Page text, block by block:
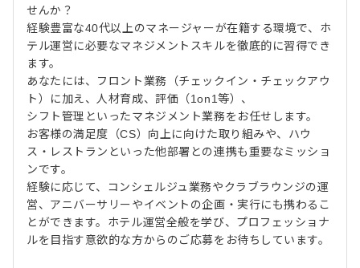
せんか？
経験豊富な40代以上のマネージャーが在籍する環境で、ホ
テル運営に必要なマネジメントスキルを徹底的に習得でき
ます。
あなたには、フロント業務（チェックイン・チェックアウ
ト）に加え、人材育成、評価（1on1等）、
シフト管理といったマネジメント業務をお任せします。
お客様の満足度（CS）向上に向けた取り組みや、ハウ
ス・レストランといった他部署との連携も重要なミッショ
ンです。
経験に応じて、コンシェルジュ業務やクラブラウンジの運
営、アニバーサリーやイベントの企画・実行にも携わるこ
とができます。ホテル運営全般を学び、プロフェッショナ
ルを目指す意欲的な方からのご応募をお待ちしています。